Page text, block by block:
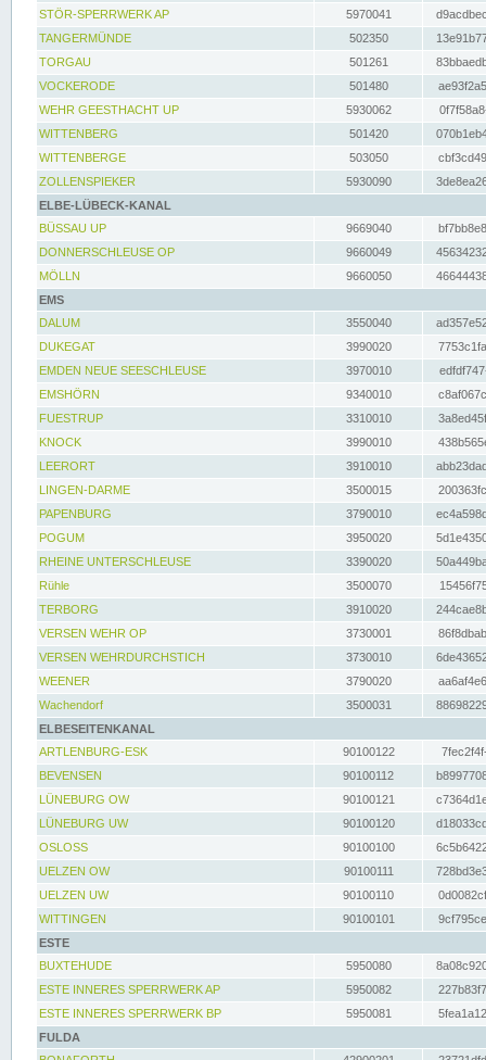
STÖR-SPERRWERK AP 5970041
TANGERMÜNDE
502350
TORGAU
501261
VOCKERODE
501480
WEHR GEESTHACHT UP
5930062
WITTENBERG
501420
WITTENBERGE
503050
ZOLLENSPIEKER
5930090
ELBE-LÜBECK-KANAL
BÜSSAU UP
9669040
DONNERSCHLEUSE OP
9660049
MÖLLN
9660050
EMS
DALUM
3550040
DUKEGAT
3990020
EMDEN NEUE SEESCHLEUSE
3970010
EMSHÖRN
9340010
FUESTRUP
3310010
KNOCK
3990010
LEERORT
3910010
LINGEN-DARME
3500015
PAPENBURG
3790010
POGUM
3950020
RHEINE UNTERSCHLEUSE
3390020
Rühle
3500070
TERBORG
3910020
VERSEN WEHR OP
3730001
VERSEN WEHRDURCHSTICH
3730010
WEENER
3790020
Wachendorf
3500031
ELBESEITENKANAL
ARTLENBURG-ESK
90100122
BEVENSEN
90100112
LÜNEBURG OW
90100121
LÜNEBURG UW
90100120
OSLOSS
90100100
UELZEN OW
90100111
UELZEN UW
90100110
WITTINGEN
90100101
ESTE
BUXTEHUDE
5950080
ESTE INNERES SPERRWERK AP
5950082
ESTE INNERES SPERRWERK BP
5950081
FULDA